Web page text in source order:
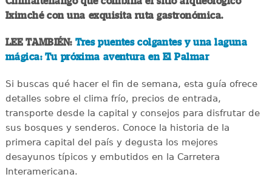
Iximché con una exquisita ruta gastronómica.
LEE TAMBIÉN: Tres puentes colgantes y una laguna
mágica: Tu próxima aventura en El Palmar
Si buscas qué hacer el fin de semana, esta guía ofrece
detalles sobre el clima frío, precios de entrada,
transporte desde la capital y consejos para disfrutar de
sus bosques y senderos. Conoce la historia de la
primera capital del país y degusta los mejores
desayunos típicos y embutidos en la Carretera
Interamericana.